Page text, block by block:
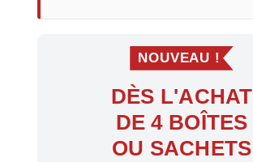
NOUVEAU !
DÈS L'ACHAT
DE 4 BOÎTES
OU SACHETS